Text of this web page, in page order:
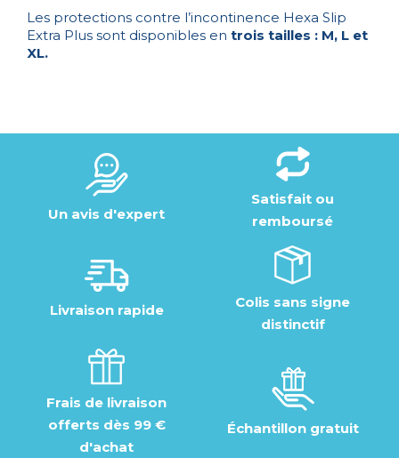
Les protections contre l’incontinence Hexa Slip
Extra Plus sont disponibles en trois tailles : M, L et
XL.
Un avis d'expert
Satisfait ou
remboursé
Livraison rapide
Colis sans signe
distinctif
Frais de livraison
offerts dès 99 €
d'achat
Échantillon gratuit